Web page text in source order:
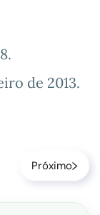
.
de 2013.
Próximo